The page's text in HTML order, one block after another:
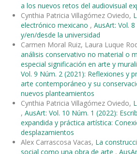
a los nuevos retos del audiovisual
Cynthia Patricia Villagómez Oviedo,
electrónico mexicano , AusArt: Vol.
y/en/desde la universidad
Carmen Moral Ruiz, Laura Luque
análisis conservativo no material o
especial significación en arte y
Vol. 9 Núm. 2 (2021): Reflexiones y
arte contemporáneo y su
nuevos planteamientos
Cynthia Patricia Villagómez Oviedo,
, AusArt: Vol. 10 Núm. 1 (2022):
expandida y práctica artística:
desplazamientos
Alex Carrascosa Vacas, La
social como una obra de arte ,